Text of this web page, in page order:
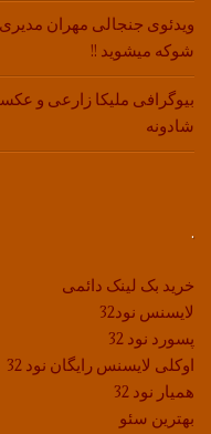
ویدئوی جنجالی مهران
شوکه میشوید !!
بیوگرافی ملیکا زارعی و
شادونه
.
خرید بک لینک دائمی
لایسنس نود32
پسورد نود 32
اوکلی لایسنس رایگان نود 32
همیار نود 32
بهترین سئو